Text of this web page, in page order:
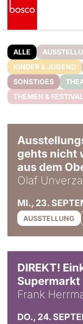
ALLE
KINDER & JUGEND
SONSTIGES
THEMEN &
gehts nicht
aus dem
Olaf
MI., 23.
AUSSTELLUNG
DIREKT!
Supermarkt
Frank
DO., 24.